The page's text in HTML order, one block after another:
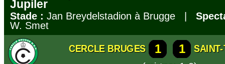
Jupiler
Stade : Jan Breydelstadion à Brugge |
W. Smet
CERCLE BRUGES 1 1